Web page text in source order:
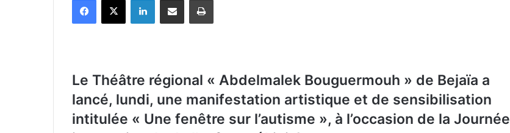
Le Théâtre régional « Abdelmalek Bouguermouh » de Bejaïa a
lancé, lundi, une manifestation artistique et de sensibilisation
intitulée « Une fenêtre sur l’autisme », à l’occasion de la Journée